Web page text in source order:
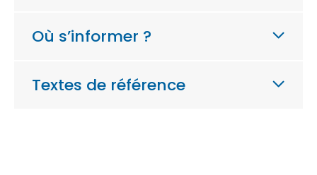
Où s’informer ?
Textes de référence